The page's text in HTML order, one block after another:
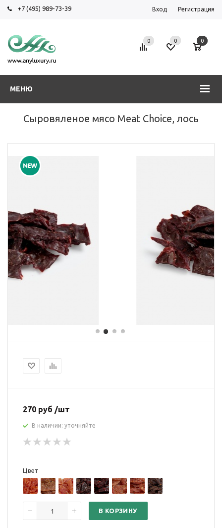
+7 (495) 989-73-39 Вход Регистрация
МЕНЮ
0 0 0
Сыровяленое мясо Meat Choice, лось
270 руб /шт
В наличии: уточняйте
Цвет
В КОРЗИНУ